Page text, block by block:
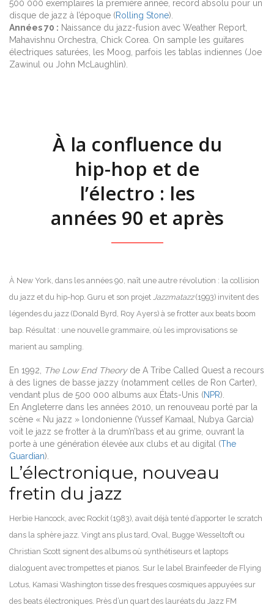
500 000 exemplaires la première année, record absolu pour un
disque de jazz à l’époque (Rolling Stone).
Années 70 : Naissance du jazz-fusion avec Weather Report,
Mahavishnu Orchestra, Chick Corea. On sample les guitares
électriques saturées, les Moog, parfois les tablas indiennes (Joe
Zawinul ou John McLaughlin).
À la confluence du
hip-hop et de
l’électro : les
années 90 et après
À New York, dans les années 90, naît une autre révolution : la collision
du jazz et du hip-hop. Guru et son projet Jazzmatazz(1993) invitent des
légendes du jazz (Donald Byrd, Roy Ayers) à se frotter aux beats boom
bap. Résultat : une nouvelle grammaire, où les improvisations se
marient au sampling.
En 1992, The Low End Theoryde A Tribe Called Quest a recours
à des lignes de basse jazzy (notamment celles de Ron Carter),
vendant plus de 500 000 albums aux États-Unis (NPR).
En Angleterre dans les années 2010, un renouveau porté par la
scène « Nu jazz » londonienne (Yussef Kamaal, Nubya Garcia)
voit le jazz se frotter à la drum’n’bass et au grime, ouvrant la
porte à une génération élevée aux clubs et au digital (The
Guardian).
L’électronique, nouveau
fretin du jazz
Herbie Hancock, avec Rockit (1983), avait déjà tenté d’apporter le scratch
dans la sphère jazz. Vingt ans plus tard, Oval, Bugge Wesseltoft ou
Christian Scott signent des albums où synthétiseurs et laptops
dialoguent avec trompettes et pianos. Sur le label Brainfeeder de Flying
Lotus, Kamasi Washington tisse des fresques cosmiques appuyées sur
des beats électroniques. Près d’un quart des lauréats du Jazz FM